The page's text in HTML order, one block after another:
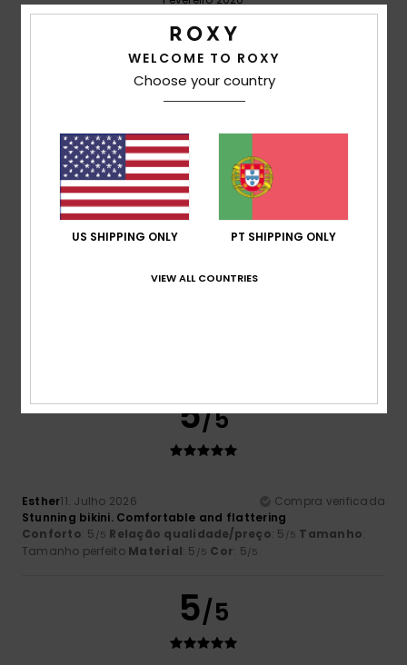
50% dos nossos clientes recomendam este
produto
Conforto
Relação qualidade/preço
5.0
5/5
Esther11. Julho 2026
Compra verificada
Stunning bikini. Comfortable and flattering
Conforto: 5 /5 Relação qualidade/preço: 5 /5 Tamanho:
Tamanho perfeito Material: 5 /5 Cor: 5/5
5/5
WELCOME TO ROXY
Choose your country
US SHIPPING ONLY PT SHIPPING ONLY
VIEW ALL COUNTRIES